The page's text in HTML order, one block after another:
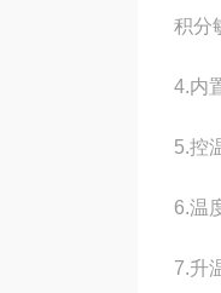
积分
4.内
5.控
6.温
7.升